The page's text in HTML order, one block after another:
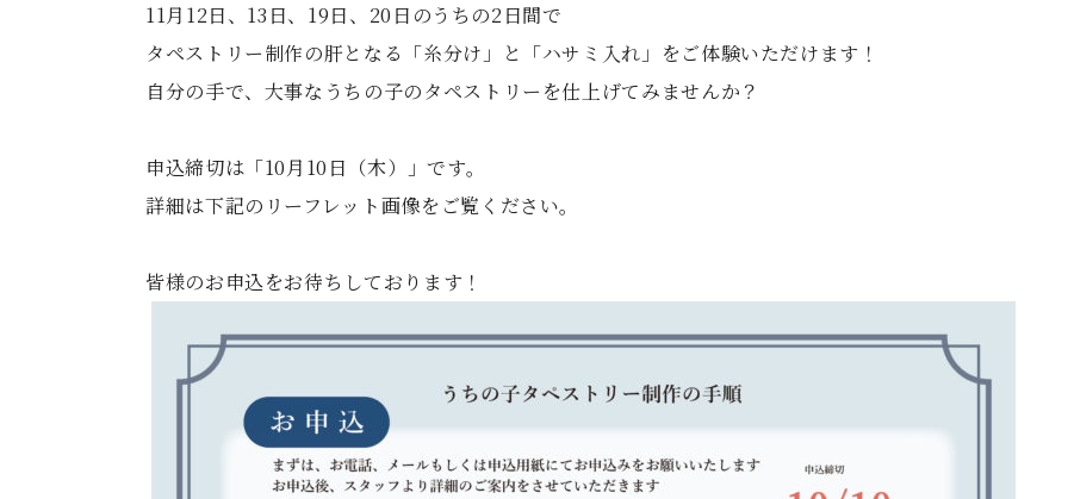
11月12日、13日、19日、20日のうちの2日間で
タペストリー制作の肝となる「糸分け」と「ハサミ入れ」をご体験いただけます！
自分の手で、大事なうちの子のタペストリーを仕上げてみませんか？
申込締切は「10月10日（木）」です。
詳細は下記のリーフレット画像をご覧ください。
皆様のお申込をお待ちしております！